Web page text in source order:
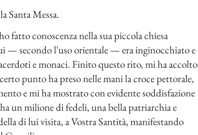
Santa Messa.
conoscenza nella sua piccola chiesa
— secondo l'uso orientale — era inginocchiato e
e monaci. Finito questo rito, mi ha accolto
punto ha preso nelle mani la croce pettorale,
e mi ha mostrato con evidente soddisfazione
un milione di fedeli, una bella patriarchia e
di lui visita, a Vostra Santità, manifestando